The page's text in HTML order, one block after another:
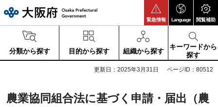
緊急情報 Language 閲覧補助
分類から探す 目的から探す 組織から探す
キーワードから
探す
更新日：2025年3月31日 ページID：80512
農業協同組合法に基づく申請・届出（農